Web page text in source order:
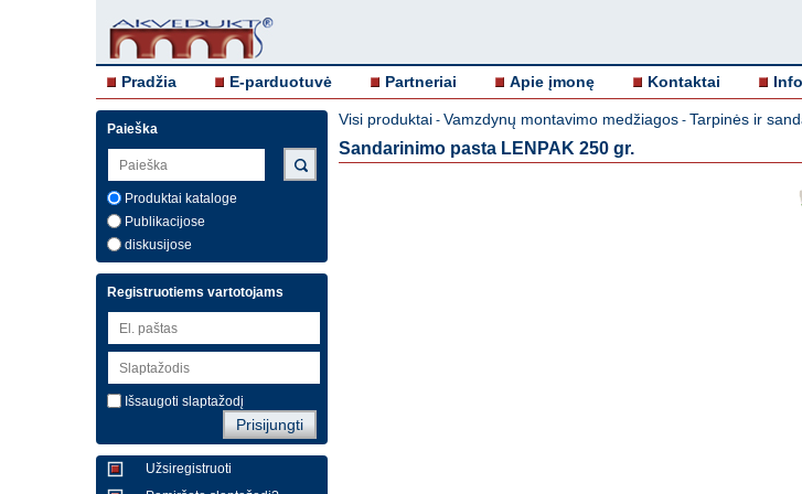
Pradžia E-parduotuvė Partneriai Apie įmonę Kontaktai
Paieška
Produktai kataloge
Publikacijose
diskusijose
Registruotiems vartotojams
Išsaugoti slaptažodį
Užsiregistruoti
Visi produktai - Vamzdynų montavimo medžiagos - Tarpinės ir
Sandarinimo pasta LENPAK 250 gr.